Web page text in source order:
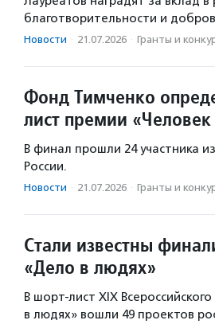
благотворительности и
Новости · 21.07.2026 · Гранты и
Фонд Тимченко
лист премии
В финал прошли 24 участника
России.
Новости · 21.07.2026 · Гранты и
Стали известны
«Дело в людях»
В шорт-лист XIX
в людях» вошли 49 проектов